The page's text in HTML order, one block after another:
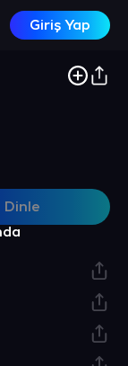
Giriş Yap
Dinle